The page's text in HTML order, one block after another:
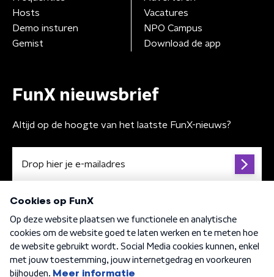
Hosts
Demo insturen
Gemist
Vacatures
NPO Campus
Download de app
FunX nieuwsbrief
Altijd op de hoogte van het laatste FunX-nieuws?
Algemene voorwaarden Privacybeleid